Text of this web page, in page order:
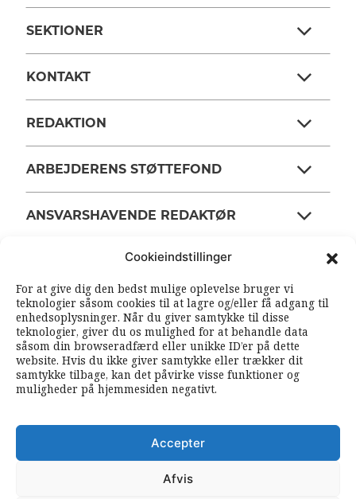
Cookieindstillinger
For at give dig den bedst mulige oplevelse bruger vi
teknologier såsom cookies til at lagre og/eller få adgang til
enhedsoplysninger. Når du giver samtykke til disse
teknologier, giver du os mulighed for at behandle data
såsom din browseradfærd eller unikke ID’er på dette
website. Hvis du ikke giver samtykke eller trækker dit
samtykke tilbage, kan det påvirke visse funktioner og
muligheder på hjemmesiden negativt.
Accepter
Afvis
SEKTIONER
KONTAKT
REDAKTION
ARBEJDERENS STØTTEFOND
ANSVARSHAVENDE REDAKTØR
SOUNDCLOUD RSS FEEDS
FØLG ARBEJDEREN